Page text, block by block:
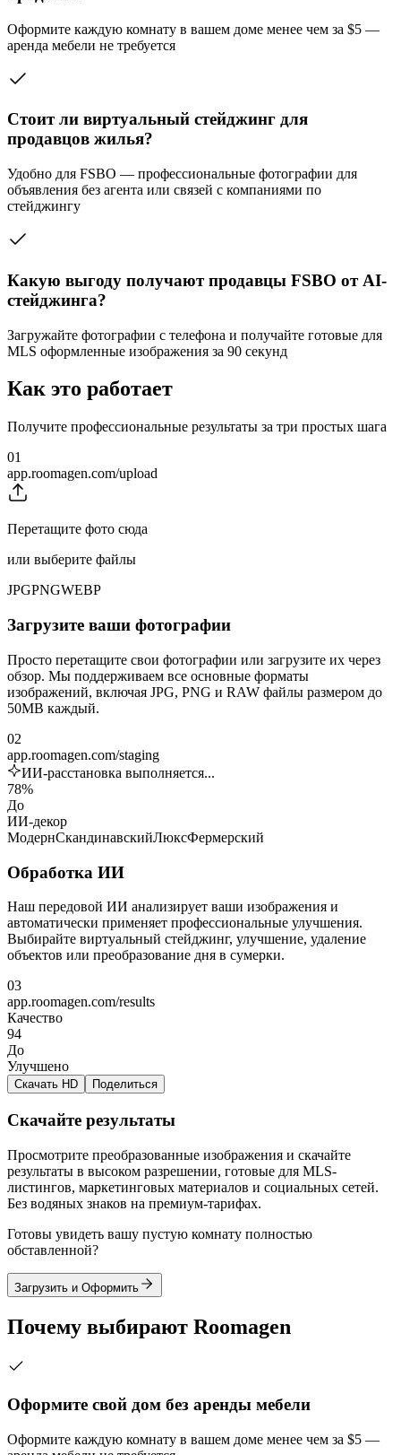
Оформите каждую комнату в вашем доме менее чем за $5 —
аренда мебели не требуется
Стоит ли виртуальный стейджинг для
продавцов жилья?
Удобно для FSBO — профессиональные фотографии для
объявления без агента или связей с компаниями по
стейджингу
Какую выгоду получают продавцы FSBO от AI-
стейджинга?
Загружайте фотографии с телефона и получайте готовые для
MLS оформленные изображения за 90 секунд
Как это работает
Получите профессиональные результаты за три простых шага
01
app.roomagen.com/upload
Перетащите фото сюда
или выберите файлы
JPGPNGWEBP
Загрузите ваши фотографии
Просто перетащите свои фотографии или загрузите их через
обзор. Мы поддерживаем все основные форматы
изображений, включая JPG, PNG и RAW файлы размером до
50MB каждый.
02
app.roomagen.com/staging
ИИ-расстановка выполняется...
78%
До
ИИ-декор
МодернСкандинавскийЛюксФермерский
Обработка ИИ
Наш передовой ИИ анализирует ваши изображения и
автоматически применяет профессиональные улучшения.
Выбирайте виртуальный стейджинг, улучшение, удаление
объектов или преобразование дня в сумерки.
03
app.roomagen.com/results
Качество
94
До
Улучшено
Скачать HD Поделиться
Скачайте результаты
Просмотрите преобразованные изображения и скачайте
результаты в высоком разрешении, готовые для MLS-
листингов, маркетинговых материалов и социальных сетей.
Без водяных знаков на премиум-тарифах.
Готовы увидеть вашу пустую комнату полностью
обставленной?
Загрузить и Оформить
Почему выбирают Roomagen
Оформите свой дом без аренды мебели
Оформите каждую комнату в вашем доме менее чем за $5 —